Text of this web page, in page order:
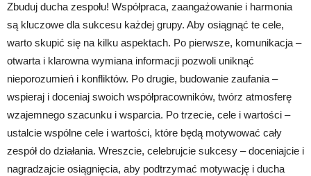
Zbuduj ducha zespołu! Współpraca, zaangażowanie i harmonia
są kluczowe dla sukcesu każdej grupy. Aby osiągnąć te cele,
warto skupić się na kilku aspektach. Po pierwsze, komunikacja –
otwarta i klarowna wymiana informacji pozwoli uniknąć
nieporozumień i konfliktów. Po drugie, budowanie zaufania –
wspieraj i doceniaj swoich współpracowników, twórz atmosferę
wzajemnego szacunku i wsparcia. Po trzecie, cele i wartości –
ustalcie wspólne cele i wartości, które będą motywować cały
zespół do działania. Wreszcie, celebrujcie sukcesy – doceniajcie i
nagradzajcie osiągnięcia, aby podtrzymać motywację i ducha